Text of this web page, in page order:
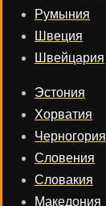
Румыния
Швеция
Швейцария
Эстония
Хорватия
Черногория
Словения
Словакия
Македония